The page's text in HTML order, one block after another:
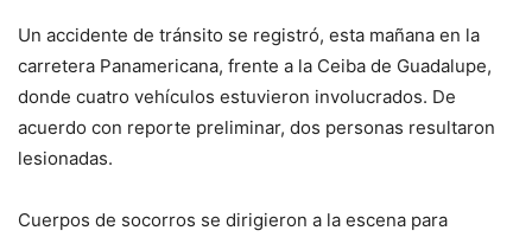
Un accidente de tránsito se registró, esta mañana en la
carretera Panamericana, frente a la Ceiba de Guadalupe,
donde cuatro vehículos estuvieron involucrados. De
acuerdo con reporte preliminar, dos personas resultaron
lesionadas.
Cuerpos de socorros se dirigieron a la escena para